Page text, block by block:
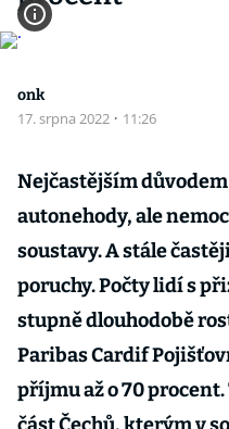
onk
17. srpna 2022 · 11:26
Nejčastějším
autonehody, ale
soustavy. A stále
poruchy. Počty lidí s
stupně dlouhodobě
Paribas Cardif
příjmu až o 70